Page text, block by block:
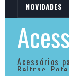
NOVIDADES
Acessórios
Beltrac,